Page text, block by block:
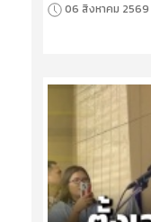
06 สิงหาคม 2569